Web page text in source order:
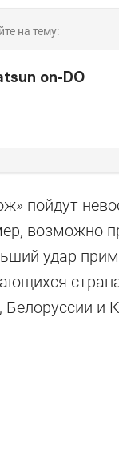
на тему:
on-DO
пойдут
возможно
удар
Белоруссии и